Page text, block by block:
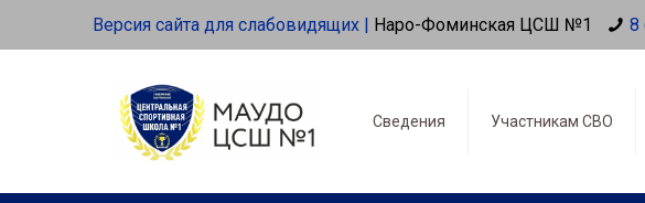
Версия сайта для слабовидящих | Наро-Фоминская ЦСШ №1 8
Сведения Участникам СВО